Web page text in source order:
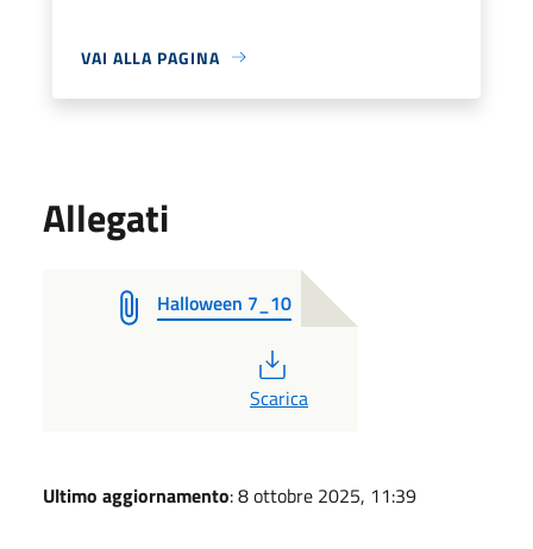
VAI ALLA PAGINA
Allegati
Halloween 7_10
PDF
Scarica
Ultimo aggiornamento: 8 ottobre 2025, 11:39